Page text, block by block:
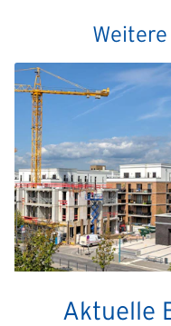
Aktuelle